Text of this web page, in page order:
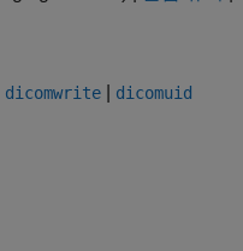
dicomwrite dicomuid